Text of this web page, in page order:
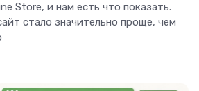
Store, и нам есть что показать.
стало значительно проще, чем